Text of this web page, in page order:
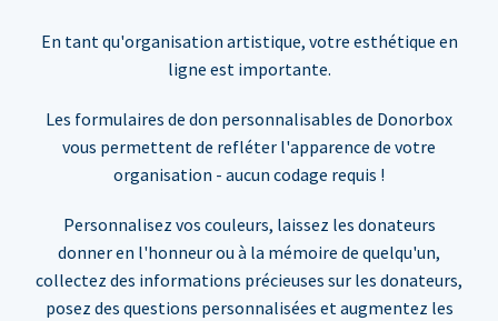
En tant qu'organisation artistique, votre esthétique en
ligne est importante.
Les formulaires de don personnalisables de Donorbox
vous permettent de refléter l'apparence de votre
organisation - aucun codage requis !
Personnalisez vos couleurs, laissez les donateurs
donner en l'honneur ou à la mémoire de quelqu'un,
collectez des informations précieuses sur les donateurs,
posez des questions personnalisées et augmentez les